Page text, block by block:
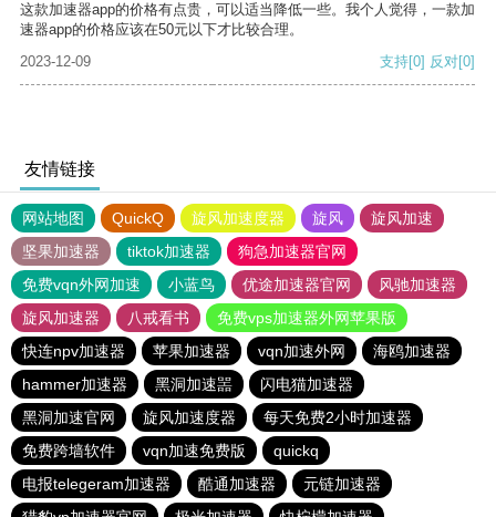
这款加速器app的价格有点贵，可以适当降低一些。我个人觉得，一款加
速器app的价格应该在50元以下才比较合理。
2023-12-09
支持[0] 反对[0]
友情链接
网站地图 QuickQ 旋风加速度器 旋风
旋风加速
坚果加速器
tiktok加速器
狗急加速器官网
免费vqn外网加速
小蓝鸟 优途加速器官网
风驰加速器
旋风加速器
八戒看书
免费vps加速器外网苹果版
快连npv加速器
苹果加速器 vqn加速外网
海鸥加速器
hammer加速器
黑洞加速噐
闪电猫加速器
黑洞加速官网
旋风加速度器
每天免费2小时加速器
免费跨墙软件
vqn加速免费版
quickq
电报telegeram加速器
酷通加速器
元链加速器